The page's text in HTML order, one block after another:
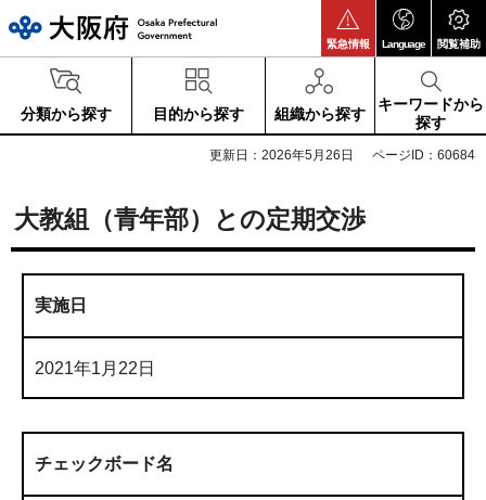
緊急情報 Language 閲覧補助
分類から探す 目的から探す 組織から探す
キーワードから
探す
更新日：2026年5月26日 ページID：60684
大教組（青年部）との定期交渉
実施日
2021年1月22日
チェックボード名